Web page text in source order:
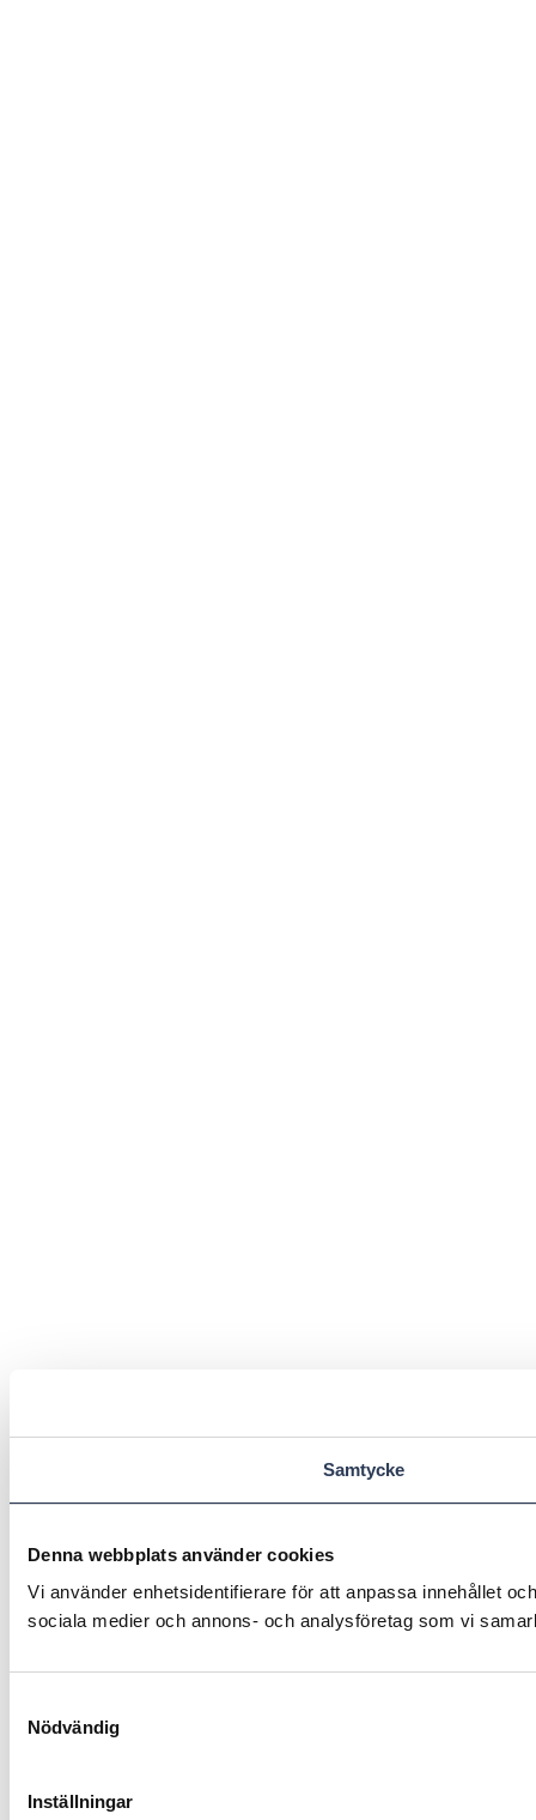
Samtycke
Denna webbplats använder cookies
Vi använder enhetsidentifierare för att anpassa innehållet
sociala medier och annons- och analysföretag som vi
Nödvändig
Inställningar